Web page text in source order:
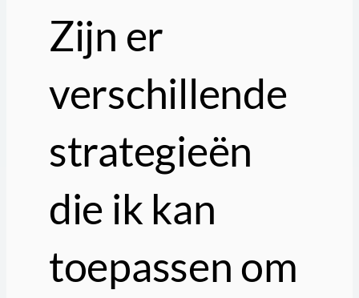
Zijn er
verschillende
strategieën
die ik kan
toepassen om